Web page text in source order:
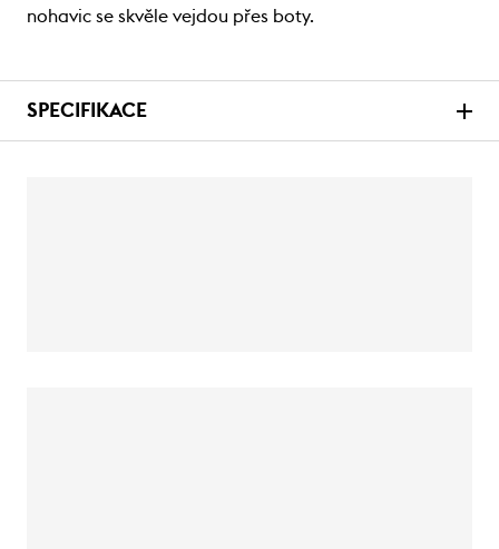
nohavic se skvěle vejdou přes boty.
SPECIFIKACE